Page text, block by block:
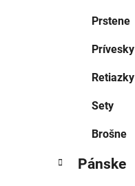
Prstene
Prívesky
Retiazky
Sety
Brošne
Pánske